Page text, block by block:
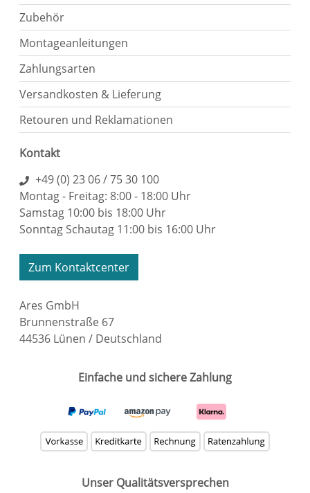
Zubehör
Montageanleitungen
Zahlungsarten
Versandkosten & Lieferung
Retouren und Reklamationen
Kontakt
+49 (0) 23 06 / 75 30 100
Montag - Freitag: 8:00 - 18:00 Uhr
Samstag 10:00 bis 18:00 Uhr
Sonntag Schautag 11:00 bis 16:00 Uhr
Zum Kontaktcenter
Ares GmbH
Brunnenstraße 67
44536 Lünen / Deutschland
Einfache und sichere Zahlung
Unser Qualitätsversprechen